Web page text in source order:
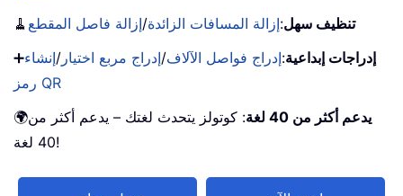
🧹
تنظيف سهل:إزالة المسافات الزائدة/إزالة فاصل المقطع
➕
إدراجات إبداعية:إدراج فواصل الآلاف/إدراج مربع اختيار /إنشاء
رمز QR
🌍
يدعم أكثر من 40 لغة
: كوتولز يتحدث لغتك – يدعم أكثر من
40 لغة!